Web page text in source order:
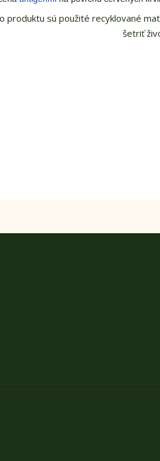
produktu sú použité recyklované
šetriť